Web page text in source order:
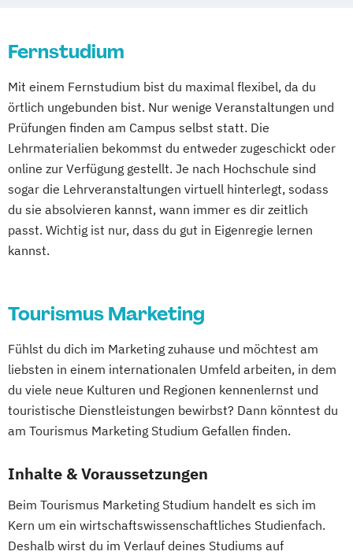
Online-Marketing & Marketingmanagement
Public Relations Hochschulzertifikat
Veranstaltungsökonom (FH)
Vertriebsmanagement
Werbe- und Medienpsychologie
Wirtschaftspsychologie
Fernstudium
Mit einem Fernstudium bist du maximal flexibel, da du
örtlich ungebunden bist. Nur wenige Veranstaltungen und
Prüfungen finden am Campus selbst statt. Die
Lehrmaterialien bekommst du entweder zugeschickt oder
online zur Verfügung gestellt. Je nach Hochschule sind
sogar die Lehrveranstaltungen virtuell hinterlegt, sodass
du sie absolvieren kannst, wann immer es dir zeitlich
passt. Wichtig ist nur, dass du gut in Eigenregie lernen
kannst.
Tourismus Marketing
Fühlst du dich im Marketing zuhause und möchtest am
liebsten in einem internationalen Umfeld arbeiten, in dem
du viele neue Kulturen und Regionen kennenlernst und
touristische Dienstleistungen bewirbst? Dann könntest du
am Tourismus Marketing Studium Gefallen finden.
Inhalte & Voraussetzungen
Beim Tourismus Marketing Studium handelt es sich im
Kern um ein wirtschaftswissenschaftliches Studienfach.
Deshalb wirst du im Verlauf deines Studiums auf